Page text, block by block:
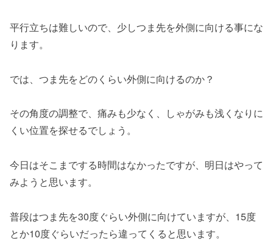
平行立ちは難しいので、少しつま先を外側に向ける事にな
ります。
では、つま先をどのくらい外側に向けるのか？
その角度の調整で、痛みも少なく、しゃがみも浅くなりに
くい位置を探せるでしょう。
今日はそこまでする時間はなかったですが、明日はやって
みようと思います。
普段はつま先を30度ぐらい外側に向けていますが、15度
とか10度ぐらいだったら違ってくると思います。